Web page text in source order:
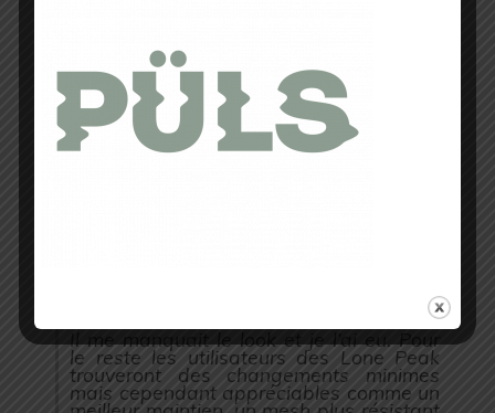
Pour profiter au plus des Altra, je vous
conseille de mettre des chaussettes à
doigts de pieds pour profiter de cette
largeur et de cet espace appréciable.
chaussure que j’avais fortement
Il me manquait le look et je l’ai eu. Pour
le reste les utilisateurs des Lone Peak
trouveront des changements minimes
mais cependant appréciables comme un